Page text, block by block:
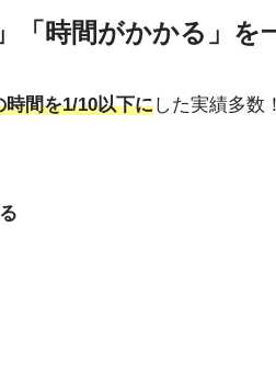
「時間がかかる」を
時間を1/10以下にした実績多数